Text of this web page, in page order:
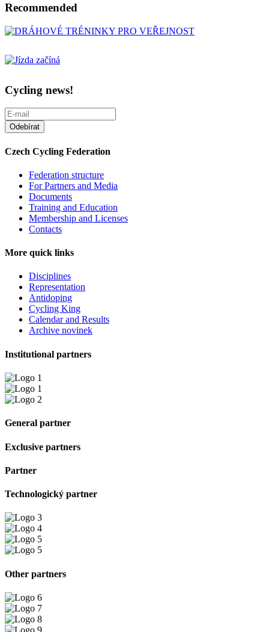
Recommended
Cycling news!
Czech Cycling Federation
Federation structure
For Partners and Media
Documents
Training and Education
Membership and Licenses
Contacts
More quick links
Disciplines
Representation
Antidoping
Cycling King
Calendar and Results
Archive novinek
Institutional partners
General partner
Exclusive partners
Partner
Technologický partner
Other partners